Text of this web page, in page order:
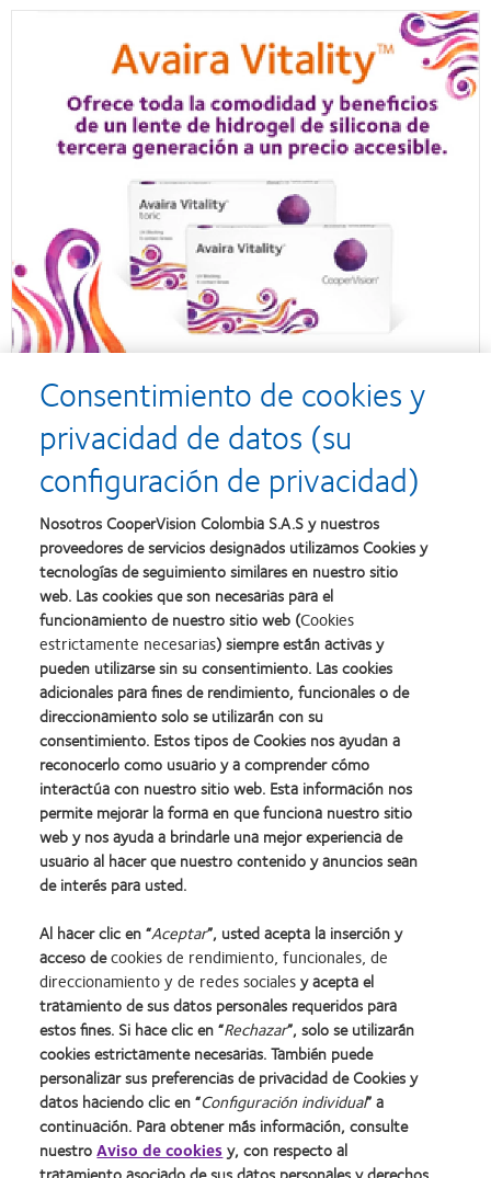
Atención al cliente
Teléfono consultas técnicas
Ponerse en contacto con Atención al cliente
Inicio
Política de privacidad
Consentimiento de cookies y
privacidad de datos (su
configuración de privacidad)
Nosotros CooperVision Colombia S.A.S y nuestros
proveedores de servicios designados utilizamos Cookies y
tecnologías de seguimiento similares en nuestro sitio
web. Las cookies que son necesarias para el
funcionamiento de nuestro sitio web (Cookies
estrictamente necesarias) siempre están activas y
pueden utilizarse sin su consentimiento. Las cookies
adicionales para fines de rendimiento, funcionales o de
direccionamiento solo se utilizarán con su
consentimiento. Estos tipos de Cookies nos ayudan a
reconocerlo como usuario y a comprender cómo
interactúa con nuestro sitio web. Esta información nos
permite mejorar la forma en que funciona nuestro sitio
web y nos ayuda a brindarle una mejor experiencia de
usuario al hacer que nuestro contenido y anuncios sean
de interés para usted.
Al hacer clic en “Aceptar”, usted acepta la inserción y
acceso decookies de rendimiento, funcionales, de
direccionamiento y de redes socialesy acepta el
tratamiento de sus datos personales requeridos para
estos fines. Si hace clic en “Rechazar”, solo se utilizarán
cookies estrictamente necesarias. También puede
personalizar sus preferencias de privacidad de Cookies y
datos haciendo clic en “Configuración individual” a
continuación. Para obtener más información, consulte
nuestroAviso de cookiesy, con respecto al